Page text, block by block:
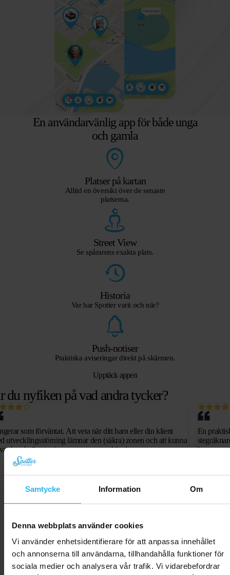
Samtycke Information Om
Denna webbplats använder cookies
Vi använder enhetsidentifierare för att anpassa innehållet
och annonserna till användarna, tillhandahålla funktioner för
sociala medier och analysera vår trafik. Vi vidarebefordrar
En användarvänlig app för både unga
och gamla
Platser på kartan
Alltid en översikt över de senaste
platserna.
Street View
Se spårarens exakta plats.
Historia
Var har Spotter varit och när?
Push-notiser
Praktiska aviseringar direkt på skärmen.
Upptäck appen
du nyfiken på vad andra tycker?
som förväntat. Att veta när ditt barn eller din klient
utvecklingsstörning lämnar den (säkra) zonen och att kunna
hen befinner sig ger oss en trygg känsla.
En